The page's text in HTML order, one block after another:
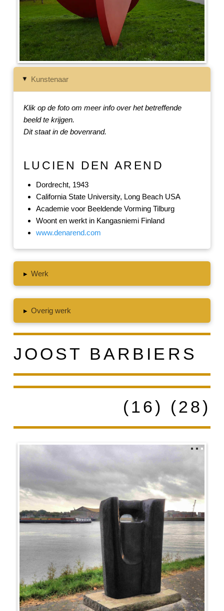
▸ Kunstenaar
Klik op de foto om meer info over het betreffende
beeld te krijgen.
Dit staat in de bovenrand.
LUCIEN DEN AREND
Dordrecht, 1943
California State University, Long Beach USA
Academie voor Beeldende Vorming Tilburg
Woont en werkt in Kangasniemi Finland
www.denarend.com
▸ Werk
▸ Overig werk
JOOST BARBIERS
(16) (28)